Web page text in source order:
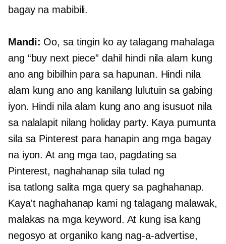
bagay na mabibili.
Mandi: Oo, sa tingin ko ay talagang mahalaga
ang “buy next piece” dahil hindi nila alam kung
ano ang bibilhin para sa hapunan. Hindi nila
alam kung ano ang kanilang lulutuin sa gabing
iyon. Hindi nila alam kung ano ang isusuot nila
sa nalalapit nilang holiday party. Kaya pumunta
sila sa Pinterest para hanapin ang mga bagay
na iyon. At ang mga tao, pagdating sa
Pinterest, naghahanap sila tulad ng
isa tatlong salita mga query sa paghahanap.
Kaya't naghahanap kami ng talagang malawak,
malakas na mga keyword. At kung isa kang
negosyo at organiko kang nag-a-advertise,